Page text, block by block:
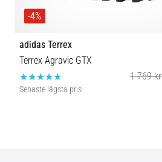
-4%
adidas Terrex
Terrex Agravic GTX
1 769 kr
Senaste lägsta pris